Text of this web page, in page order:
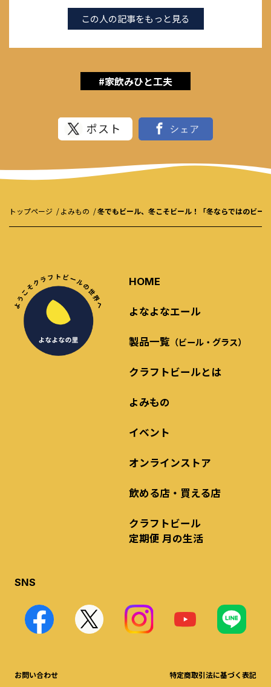
この人の記事をもっと見る
#家飲みひと工夫
トップページ よみもの 冬でもビール、冬こそビール！「冬ならではのビー
HOME
よなよなエール
製品一覧 （ビール・グラス）
クラフトビールとは
よみもの
イベント
オンラインストア
飲める店・買える店
クラフトビール
定期便 月の生活
SNS
お問い合わせ 特定商取引法に基づく表記